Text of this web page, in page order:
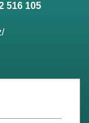
516 105